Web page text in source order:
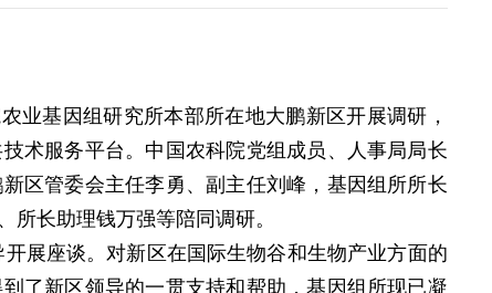
业基因组研究所本部所在地大鹏新区开展调研，
术服务平台。中国农科院党组成员、人事局局长
区管委会主任李勇、副主任刘峰，基因组所所长
长助理钱万强等陪同调研。
展座谈。对新区在国际生物谷和生物产业方面的
了新区领导的一贯支持和帮助，基因组所现已凝